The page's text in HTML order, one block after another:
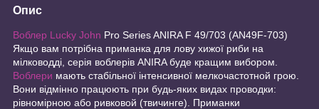
Опис
Воблер Lucky John Pro Series ANIRA F 49/703 (AN49F-703)
Якщо вам потрібна приманка для лову хижої риби на
мілководді, серія воблерів ANIRA буде кращим вибором.
Воблери мають стабільної інтенсивної мелкочастотной грою.
Вони відмінно працюють при будь-яких видах проводки:
рівномірною або ривковой (твичинге). Приманки